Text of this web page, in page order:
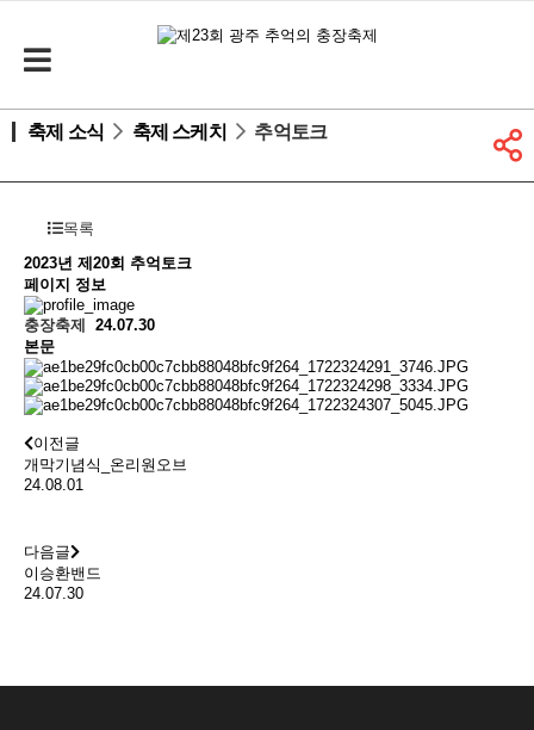
축제 소식 축제 스케치 추억토크
목록
2023년 제20회 추억토크
페이지 정보
충장축제
24.07.30
본문
이전글
개막기념식_온리원오브
24.08.01
다음글
이승환밴드
24.07.30